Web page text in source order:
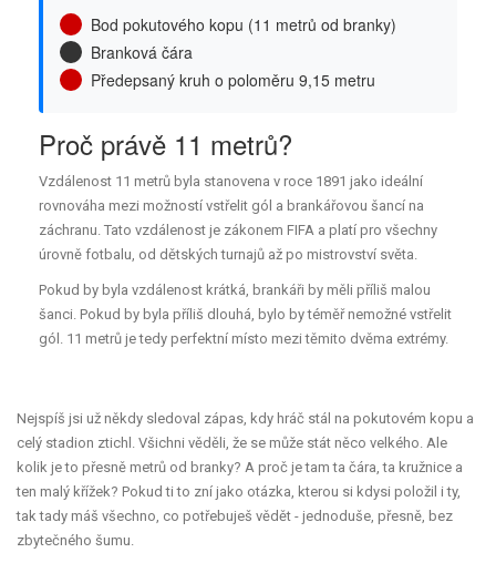
Bod pokutového kopu (11 metrů od branky)
Branková čára
Předepsaný kruh o poloměru 9,15 metru
Proč právě 11 metrů?
Vzdálenost 11 metrů byla stanovena v roce 1891 jako ideální
rovnováha mezi možností vstřelit gól a brankářovou šancí na
záchranu. Tato vzdálenost je zákonem FIFA a platí pro všechny
úrovně fotbalu, od dětských turnajů až po mistrovství světa.
Pokud by byla vzdálenost krátká, brankáři by měli příliš malou
šanci. Pokud by byla příliš dlouhá, bylo by téměř nemožné vstřelit
gól. 11 metrů je tedy perfektní místo mezi těmito dvěma extrémy.
Nejspíš jsi už někdy sledoval zápas, kdy hráč stál na pokutovém kopu a
celý stadion ztichl. Všichni věděli, že se může stát něco velkého. Ale
kolik je to přesně metrů od branky? A proč je tam ta čára, ta kružnice a
ten malý křížek? Pokud ti to zní jako otázka, kterou si kdysi položil i ty,
tak tady máš všechno, co potřebuješ vědět - jednoduše, přesně, bez
zbytečného šumu.